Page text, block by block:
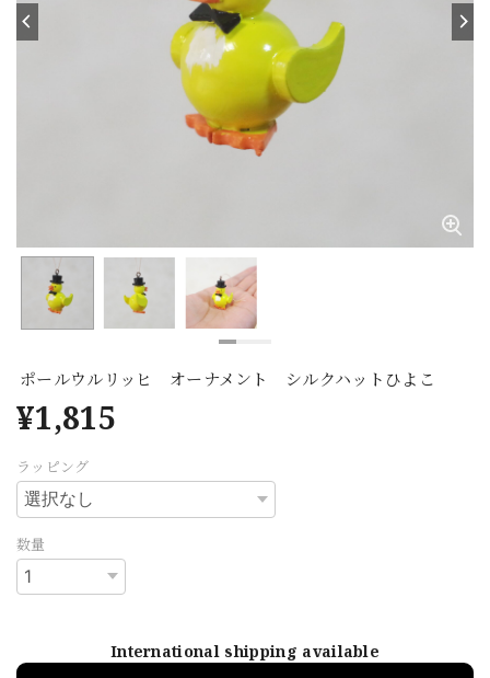
ポールウルリッヒ オーナメント シルクハットひよこ
¥1,815
ラッピング
数量
International shipping available